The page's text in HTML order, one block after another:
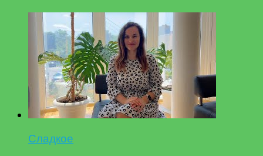
Сладкое